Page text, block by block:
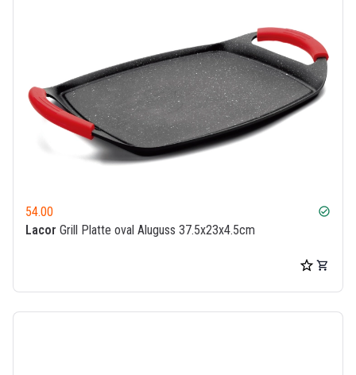
54.00 check_circle
Lacor Grill Platte oval Aluguss 37.5x23x4.5cm